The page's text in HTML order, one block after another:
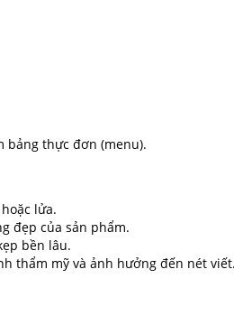
bảng thực đơn (menu).
lửa.
đẹp của sản phẩm.
bền lâu.
thẩm mỹ và ảnh hưởng đến nét viết.